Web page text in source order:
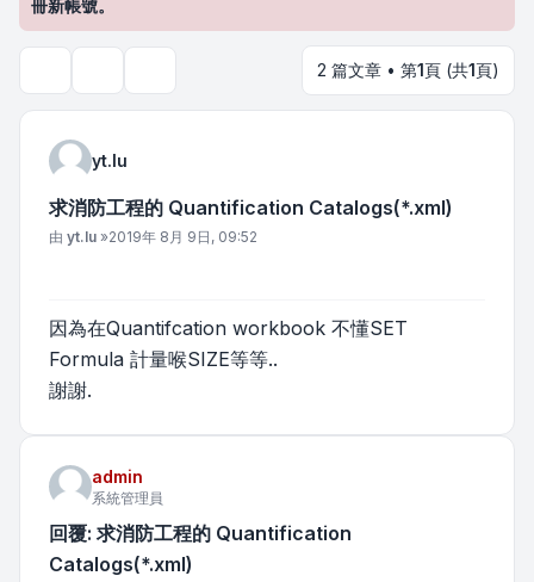
冊新帳號。
2 篇文章 • 第1頁 (共1頁)
yt.lu
求消防工程的 Quantification Catalogs(*.xml)
文章
由 yt.lu »2019年 8月 9日, 09:52
因為在Quantifcation workbook 不懂SET
Formula 計量喉SIZE等等..
謝謝.
admin
系統管理員
回覆: 求消防工程的 Quantification
Catalogs(*.xml)